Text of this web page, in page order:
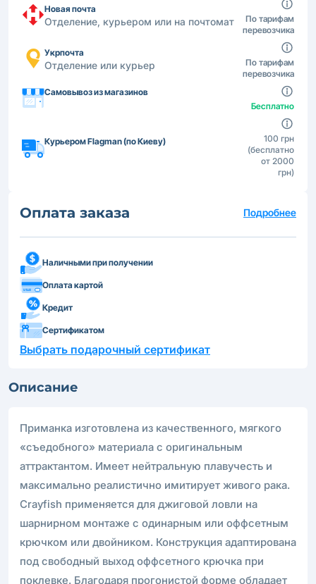
Новая почта
Отделение, курьером или на почтомат
По тарифам
перевозчика
Укрпочта
Отделение или курьер
По тарифам
перевозчика
Самовывоз из магазинов
Бесплатно
Курьером Flagman (по Киеву)
100 грн
(бесплатно
от 2000
грн)
Оплата заказа Подробнее
Наличными при получении
Оплата картой
Кредит
Сертификатом
Выбрать подарочный сертификат
Описание
Приманка изготовлена из качественного, мягкого
«съедобного» материала с оригинальным
аттрактантом. Имеет нейтральную плавучесть и
максимально реалистично имитирует живого рака.
Crayfish применяется для джиговой ловли на
шарнирном монтаже с одинарным или оффсетным
крючком или двойником. Конструкция адаптирована
под свободный выход оффсетного крючка при
поклевке. Благодаря прогонистой форме обладает